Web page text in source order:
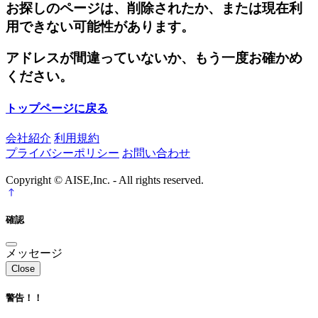
お探しのページは、削除されたか、または現在利
用できない可能性があります。
アドレスが間違っていないか、もう一度お確かめ
ください。
トップページに戻る
会社紹介 利用規約
プライバシーポリシー お問い合わせ
Copyright © AISE,Inc. - All rights reserved.
確認
メッセージ
Close
警告！！